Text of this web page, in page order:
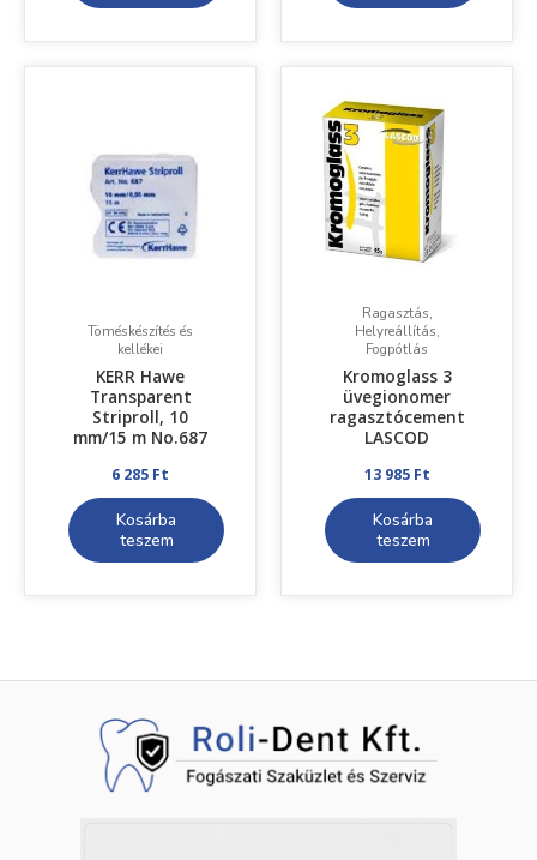
Töméskészítés és
kellékei
KERR Hawe
Transparent
Striproll, 10
mm/15 m No.687
6 285 Ft
Kosárba
teszem
Ragasztás,
Helyreállítás,
Fogpótlás
Kromoglass 3
üvegionomer
ragasztócement
LASCOD
13 985 Ft
Kosárba
teszem